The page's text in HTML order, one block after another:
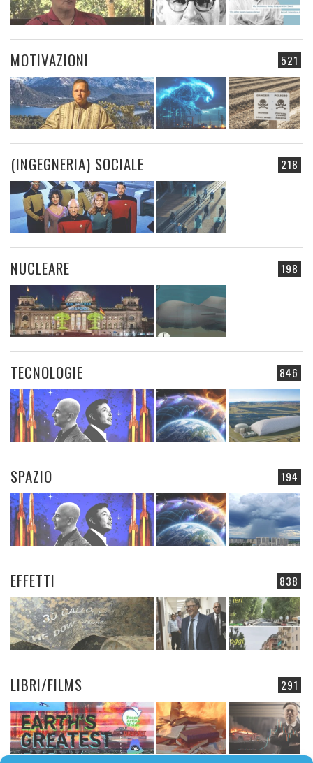
521
MOTIVAZIONI
218
(INGEGNERIA) SOCIALE
198
NUCLEARE
846
TECNOLOGIE
194
SPAZIO
838
EFFETTI
291
LIBRI/FILMS